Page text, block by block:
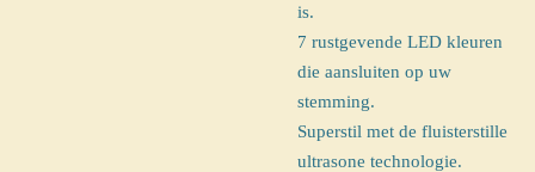
is.
7 rustgevende LED kleuren
die aansluiten op uw
stemming.
Superstil met de fluisterstille
ultrasone technologie.